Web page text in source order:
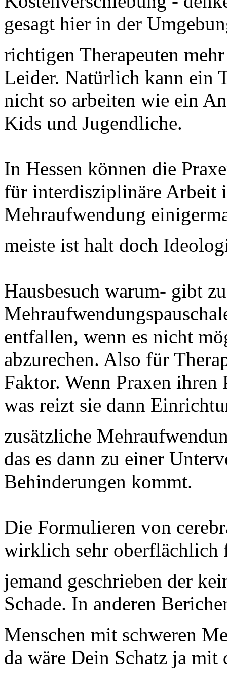
gesagt hier in der
richtigen Therapeuten
Leider. Natürlich kann ein
nicht so arbeiten wie ein
Kids und Jugendliche.
In Hessen können die
für interdisziplinäre Arbeit
Mehraufwendung
meiste ist halt doch
Hausbesuch warum- gibt
entfallen, wenn es nicht
abzurechen. Also für
Faktor. Wenn Praxen
was reizt sie dann
zusätzliche
das es dann zu einer
Behinderungen kommt.
Die Formulieren von
wirklich sehr oberflächlich
jemand geschrieben der
Schade. In anderen
Menschen mit schweren
da wäre Dein Schatz ja mit